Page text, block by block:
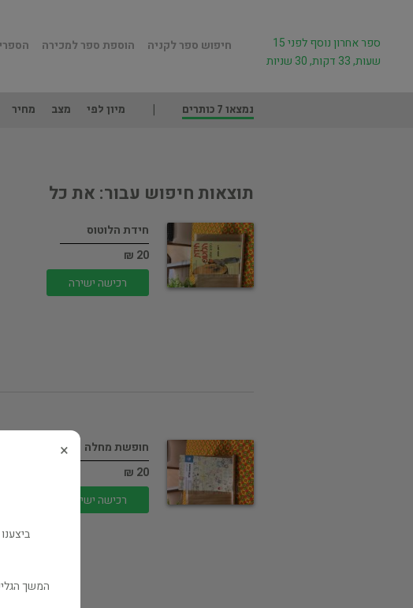
חיפוש ספר לקניה הוספת ספר למכירה
ספר אחרון נוסף לפני 15
שעות, 33 דקות, 30 שניות
נמצאו 7 כותרים מיון לפי מצב מחיר
תוצאות חיפוש עבור: את כל
חידת הלוטוס
20 ₪
רכישה ישירה
חופשת מחלה
20 ₪
רכישה ישירה
×
המשך